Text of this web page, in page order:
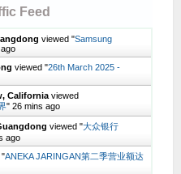
Feed
viewed "Samsung
viewed "26th March 2025 -
California viewed
" 26 mins ago
viewed "大众银行
ago
"ANEKA JARINGAN第二季营业额达